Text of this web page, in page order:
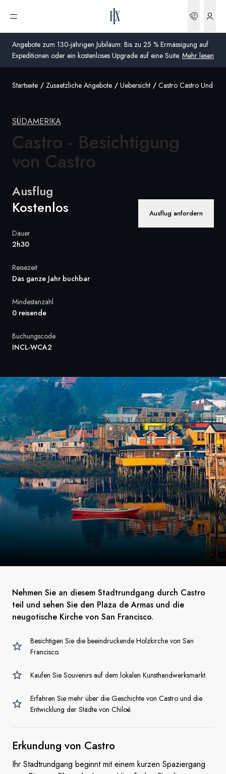
Angebote zum 130-jährigen Jubiläum: Bis zu 25 % Ermässigung auf
Expeditionen oder ein kostenloses Upgrade auf eine Suite. Mehr lesen
Menü öffnen
Vereinigtes Königreich (England, Schottland, Wales
und Nordirland)
USA
Deutschland
Schweiz
Dänemark
Norwegen
Global
Startseite Zusaetzliche Angebote Uebersicht Castro Castro Und
SÜDAMERIKA
Castro - Besichtigung
von Castro
Ausflug
Kostenlos Ausflug anfordern
Dauer
2h30
Reisezeit
Das ganze Jahr buchbar
Mindestanzahl
0 reisende
Buchungscode
INCL-WCA2
Nehmen Sie an diesem Stadtrundgang durch Castro
teil und sehen Sie den Plaza de Armas und die
neugotische Kirche von San Francisco.
Besichtigen Sie die beeindruckende Holzkirche von San
Francisco.
Kaufen Sie Souvenirs auf dem lokalen Kunsthandwerksmarkt.
Erfahren Sie mehr über die Geschichte von Castro und die
Entwicklung der Städte von Chiloé.
Erkundung von Castro
Ihr Stadtrundgang beginnt mit einem kurzen Spaziergang